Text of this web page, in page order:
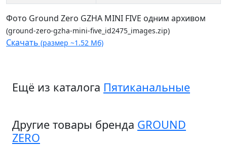
Фото Ground Zero GZHA MINI FIVE одним архивом
(ground-zero-gzha-mini-five_id2475_images.zip)
Скачать (размер ~1.52 Мб)
Ещё из каталога Пятиканальные
Другие товары бренда GROUND
ZERO